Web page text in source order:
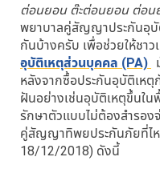
ต่อนยอน ต๊ะต่อนยอน ต่อ
พยาบาลคู่สัญญาประกันอุบั
กันบ้างครับ เพื่อช่วยให้ชา
อุบัติเหตุส่วนบุคคล (PA)
หลังจากซื้อประกันอุบัติเหตุ
ฝันอย่างเช่นอุบัติเหตุขึ้นใน
รักษาตัวแบบไม่ต้องสำรอง
คู่สัญญาทิพยประกันภัยที่ไห
18/12/2018) ดังนี้